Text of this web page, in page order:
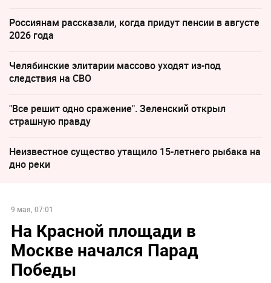
Россиянам рассказали, когда придут пенсии в августе
2026 года
Челябинские элитарии массово уходят из-под
следствия на СВО
"Все решит одно сражение". Зеленский открыл
страшную правду
Неизвестное существо утащило 15-летнего рыбака на
дно реки
9 мая, 07:01
На Красной площади в
Москве начался Парад
Победы